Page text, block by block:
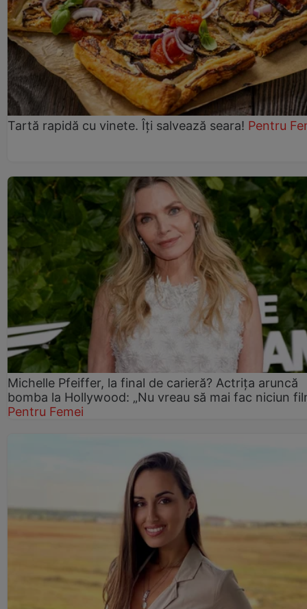
Tartă rapidă cu vinete. Îți salvează seara! Pentru
Michelle Pfeiffer, la final de carieră? Actrița aruncă
bomba la Hollywood: „Nu vreau să mai fac niciun
Pentru Femei